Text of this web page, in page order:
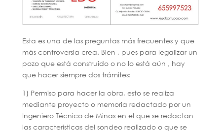
Esta es una de las preguntas más frecuentes y que
más controversia crea. Bien , pues para legalizar un
pozo que está construido o no lo está aún , hay
que hacer siempre dos trámites:
1) Permiso para hacer la obra, esto se realiza
mediante proyecto o memoria redactado por un
Ingeniero Técnico de Minas en el que se redactan
las características del sondeo realizado o que se